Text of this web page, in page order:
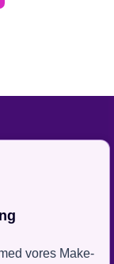
vores Make-